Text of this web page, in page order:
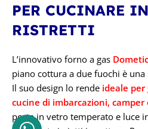
PER CUCINARE
RISTRETTI
L’innovativo forno a gas
piano cottura a due fuochi è
Il suo design lo rende ideale
cucine di imbarcazioni, camper
porta in vetro temperato e luce